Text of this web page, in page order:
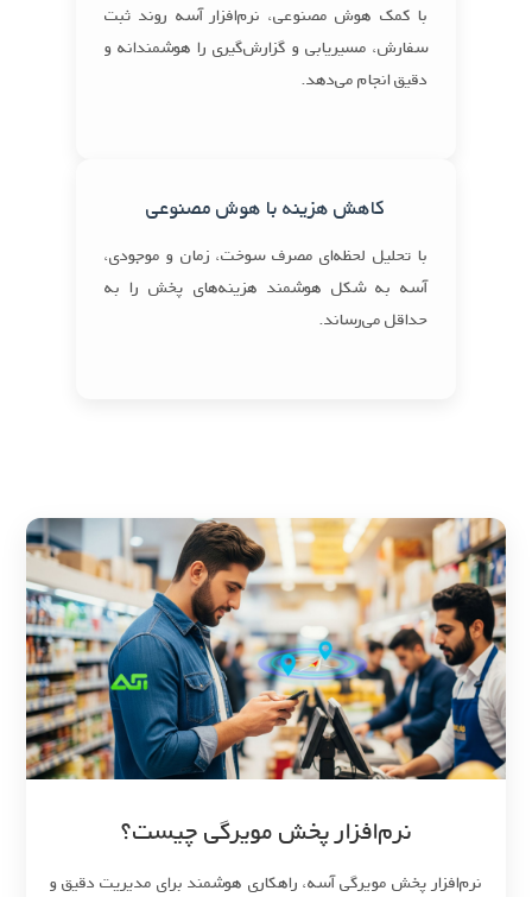
با کمک هوش مصنوعی، نرم‌افزار آسه روند ثبت
سفارش، مسیر‌یابی و گزارش‌گیری را هوشمندانه و
دقیق انجام می‌دهد.
کاهش هزینه با هوش مصنوعی
با تحلیل لحظه‌ای مصرف سوخت، زمان و موجودی،
آسه به شکل هوشمند هزینه‌های پخش را به
حداقل می‌رساند.
نرم‌افزار پخش مویرگی چیست؟
نرم‌افزار پخش مویرگی آسه، راهکاری هوشمند برای مدیریت دقیق و